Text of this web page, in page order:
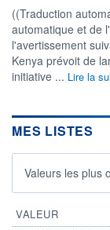
((Traduction
automatique et de
l'avertissement
Kenya prévoit de
initiative ... Lire la
MES LISTES
Valeurs les plus
VALEUR